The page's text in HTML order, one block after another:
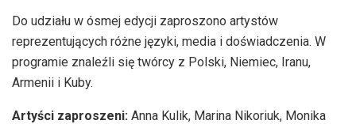
Do udziału w ósmej edycji zaproszono artystów
reprezentujących różne języki, media i doświadczenia. W
programie znaleźli się twórcy z Polski, Niemiec, Iranu,
Armenii i Kuby.
Artyści zaproszeni: Anna Kulik, Marina Nikoriuk, Monika